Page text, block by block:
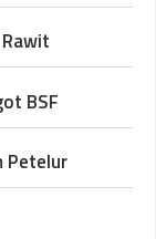
BSF
Petelur